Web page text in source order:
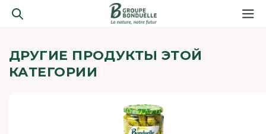
ДРУГИЕ ПРОДУКТЫ ЭТОЙ
КАТЕГОРИИ